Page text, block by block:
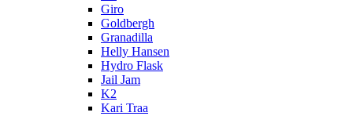
Giro
Goldbergh
Granadilla
Helly Hansen
Hydro Flask
Jail Jam
K2
Kari Traa